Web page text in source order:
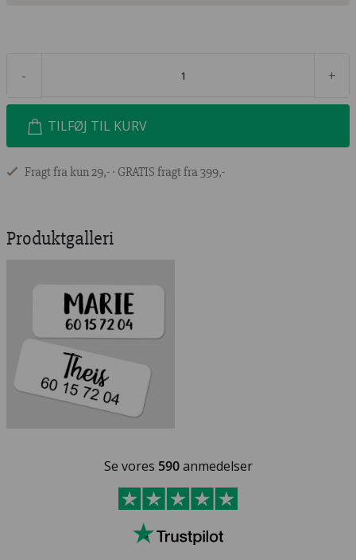
- +
TILFØJ TIL KURV
Fragt fra kun 29,- ∙ GRATIS fragt fra 399,-
Produktgalleri
Se vores 590anmedelser